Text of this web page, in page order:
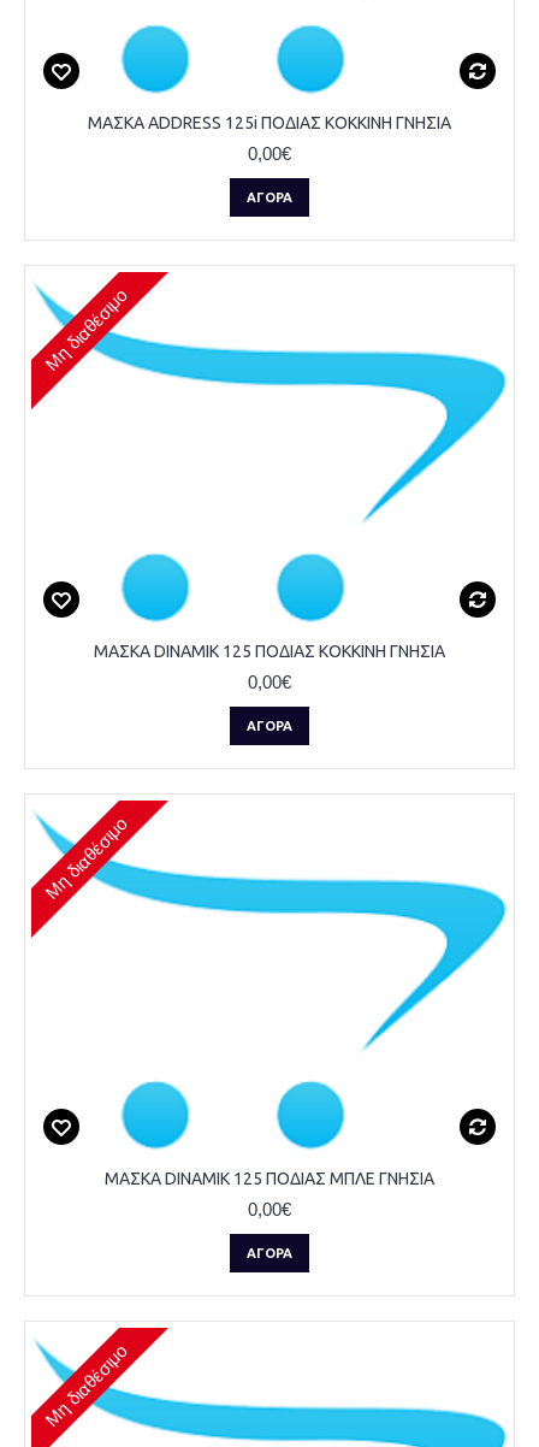
ΜΑΣΚΑ ADDRESS 125i ΠΟΔΙΑΣ ΚΟΚΚΙΝΗ ΓΝΗΣΙΑ
0,00€
ΑΓΟΡΆ
Μη διαθέσιμο
ΜΑΣΚΑ DINAMIK 125 ΠΟΔΙΑΣ ΚΟΚΚΙΝΗ ΓΝΗΣΙΑ
0,00€
ΑΓΟΡΆ
Μη διαθέσιμο
ΜΑΣΚΑ DINAMIK 125 ΠΟΔΙΑΣ ΜΠΛΕ ΓΝΗΣΙΑ
0,00€
ΑΓΟΡΆ
Μη διαθέσιμο